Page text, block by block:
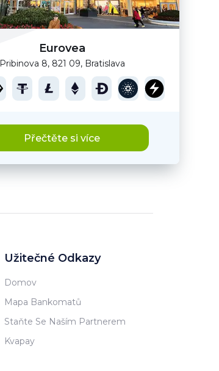
Eurovea
Pribinova 8, 821 09, Bratislava
Přečtěte si více
Užitečné Odkazy
Domov
Mapa Bankomatů
Staňte Se Naším Partnerem
Kvapay